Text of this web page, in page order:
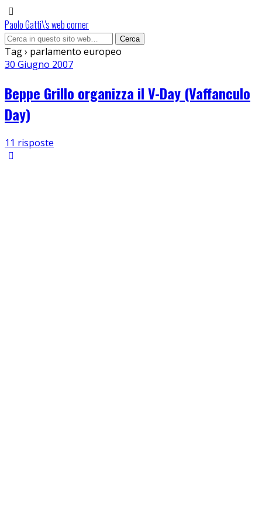
Paolo Gatti\'s web corner
Tag › parlamento europeo
30 Giugno 2007
Beppe Grillo organizza il V-Day (Vaffanculo
Day)
11 risposte